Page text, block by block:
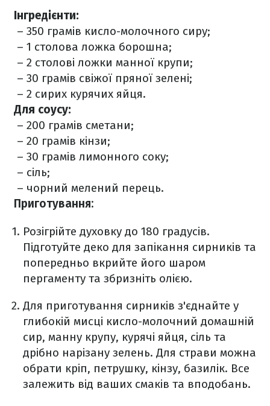
Інгредієнти:
– 350 грамів кисло-молочного сиру;
– 1 столова ложка борошна;
– 2 столові ложки манної крупи;
– 30 грамів свіжої пряної зелені;
– 2 сирих курячих яйця.
Для соусу:
– 200 грамів сметани;
– 20 грамів кінзи;
– 30 грамів лимонного соку;
– сіль;
– чорний мелений перець.
Приготування:
Розігрійте духовку до 180 градусів.
Підготуйте деко для запікання сирників та
попередньо вкрийте його шаром
пергаменту та збризніть олією.
Для приготування сирників з'єднайте у
глибокій мисці кисло-молочний домашній
сир, манну крупу, курячі яйця, сіль та
дрібно нарізану зелень. Для страви можна
обрати кріп, петрушку, кінзу, базилік. Все
залежить від ваших смаків та вподобань.